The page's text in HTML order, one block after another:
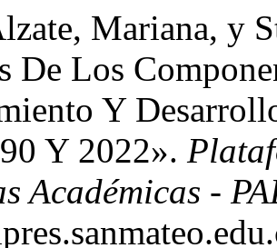
Mariana, y
De Los
Y
Y 2022».
Académicas -